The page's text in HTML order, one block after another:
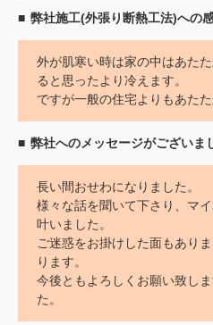
弊社施工(外張り断熱工法)への
外が肌寒い時は家の中はあた
ると思ったより冷えます。
ですが一般の住宅よりもあた
弊社へのメッセージがございま
長い間おせわになりました。
様々な話を聞いて下さり、マ
叶いました。
ご迷惑をお掛けした面もあり
ります。
今後ともよろしくお願い致し
た。